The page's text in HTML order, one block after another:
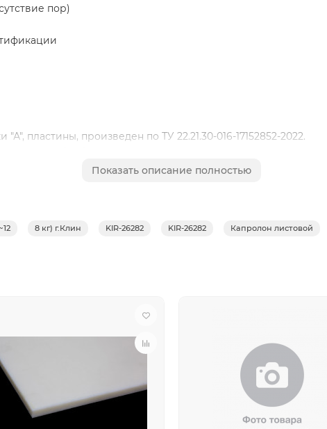
пор)
пластины, произведен по ТУ 22.21.30-016-17152852-2022.
не контактирующие с пищевыми продуктами), для
Показать описание полностью
8 кг) г.Клин KIR-26282 KIR-26282 Капролон листовой